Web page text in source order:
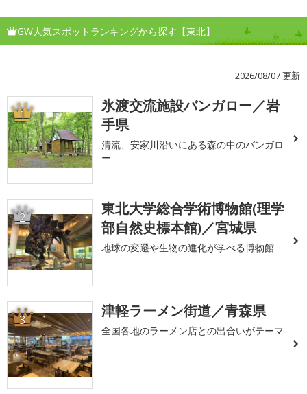
GW人気スポットランキングから探す【東北】
2026/08/07 更新
1
氷渡交流施設バンガロー／岩
手県
清流、安家川沿いにある森の中のバンガロ
ー
2
東北大学総合学術博物館(理学
部自然史標本館)／宮城県
地球の変遷や生物の進化が学べる博物館
3 津軽ラーメン街道／青森県
全国各地のラーメン店との出合いがテーマ